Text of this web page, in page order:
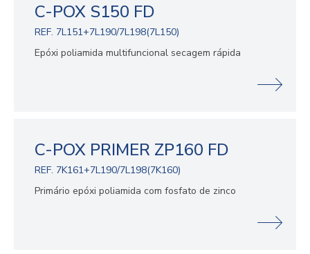
C-POX S150 FD
REF. 7L151+7L190/7L198(7L150)
Epóxi poliamida multifuncional secagem rápida
C-POX PRIMER ZP160 FD
REF. 7K161+7L190/7L198(7K160)
Primário epóxi poliamida com fosfato de zinco